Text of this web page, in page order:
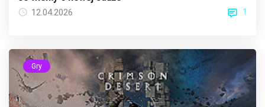
12.04.2026 1
Gry